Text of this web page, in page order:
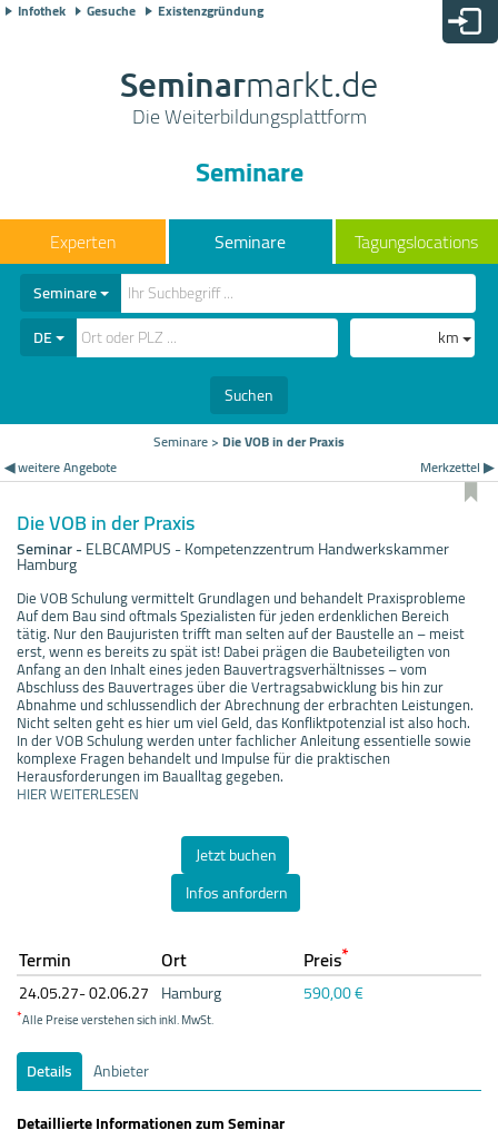
Infothek Gesuche Existenzgründung
Seminarmarkt.de
Die Weiterbildungsplattform
Seminare
Seminare Tagungslocations
Seminare
DE
km
Suchen
Seminare> Die VOB in der Praxis
◀ weitere Angebote
Merkzettel ▶
Die VOB in der Praxis
Seminar-ELBCAMPUS - Kompetenzzentrum Handwerkskammer
Hamburg
Die VOB Schulung vermittelt Grundlagen und behandelt Praxisprobleme
Auf dem Bau sind oftmals Spezialisten für jeden erdenklichen Bereich
tätig. Nur den Baujuristen trifft man selten auf der Baustelle an – meist
erst, wenn es bereits zu spät ist! Dabei prägen die Baubeteiligten von
Anfang an den Inhalt eines jeden Bauvertragsverhältnisses – vom
Abschluss des Bauvertrages über die Vertragsabwicklung bis hin zur
Abnahme und schlussendlich der Abrechnung der erbrachten Leistungen.
Nicht selten geht es hier um viel Geld, das Konfliktpotenzial ist also hoch.
In der VOB Schulung werden unter fachlicher Anleitung essentielle sowie
komplexe Fragen behandelt und Impulse für die praktischen
Herausforderungen im Baualltag gegeben.
HIER WEITERLESEN
Jetzt buchen
Infos anfordern
Termin Ort Preis*
24.05.27- 02.06.27 Hamburg 590,00 €
*Alle Preise verstehen sich inkl. MwSt.
Details
Anbieter
Detaillierte Informationen zum Seminar